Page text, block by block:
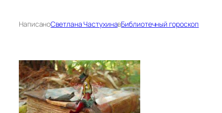
НаписаноСветлана ЧастухинавБиблиотечный гороскоп